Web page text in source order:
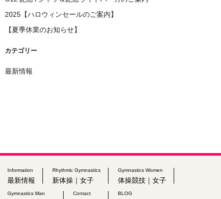
2025【ハロウィンセールのご案内】
【夏季休業のお知らせ】
カテゴリー
最新情報
Information
最新情報
Rhythmic Gymnastics
新体操｜女子
Gymnastics Women
体操競技｜女子
Gymnastics Man Contact BLOG